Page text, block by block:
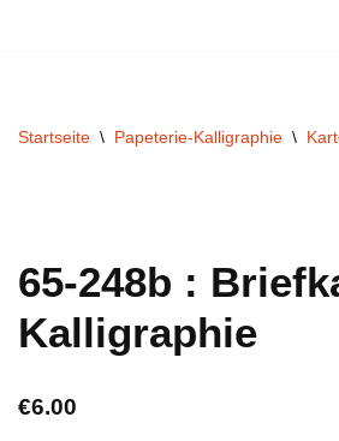
Startseite \ Papeterie-Kalligraphie \
65-248b :
Kalligraphie
€6.00